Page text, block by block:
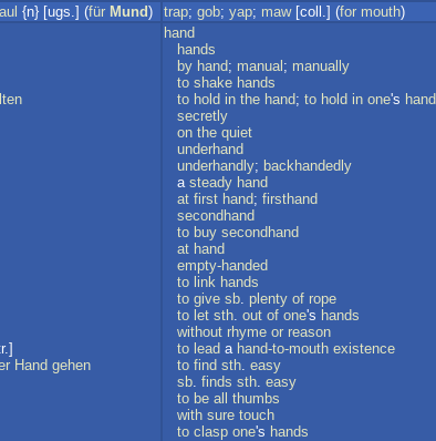
{n} [ugs.] (für Mund) trap; gob; yap; maw[coll.] (for mouth)
Hand gehen
hand
hands
by hand; manual ; manually
to shake hands
to hold in the hand; to hold in one's hand
secretly
on the quiet
underhand
underhandly; backhandedly
a steady hand
at first hand; firsthand
secondhand
to buy secondhand
at hand
empty-handed
to link hands
to give sb. plenty of rope
to let sth. out of one's hands
without rhyme or reason
to lead a hand-to-mouth existence
to find sth. easy
sb. finds sth. easy
to be all thumbs
with sure touch
to clasp one's hands